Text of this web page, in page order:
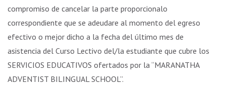
compromiso de cancelar la parte proporcionalo
correspondiente que se adeudare al momento del egreso
efectivo o mejor dicho a la fecha del último mes de
asistencia del Curso Lectivo del/la estudiante que cubre los
SERVICIOS EDUCATIVOS ofertados por la “MARANATHA
ADVENTIST BILINGUAL SCHOOL”.